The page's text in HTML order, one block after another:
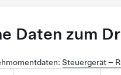
Daten zum
Steuergerät –